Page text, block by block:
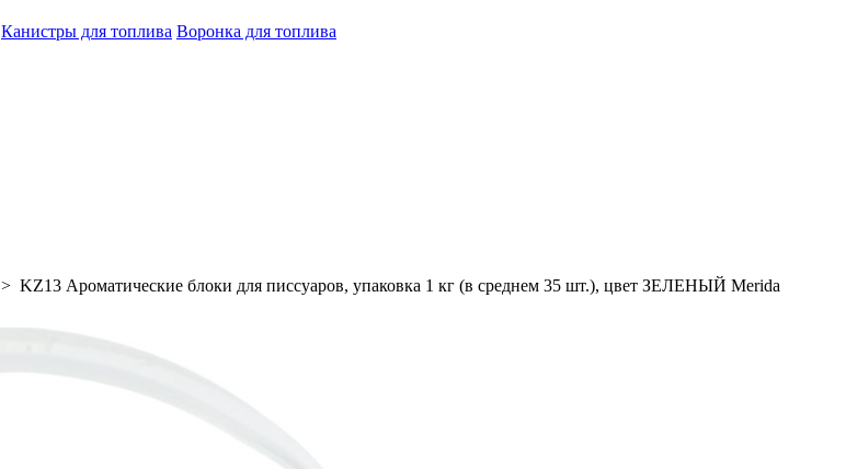
Канистры для топлива Воронка для топлива
> KZ13 Ароматические блоки для писсуаров, упаковка 1 кг (в среднем 35 шт.), цвет ЗЕЛЕНЫЙ Merida